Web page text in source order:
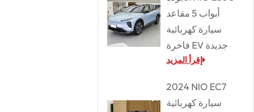
أبواب 5 مقاعد
سيارة كهربائية
فاخرة EV جديدة
إقرأ المزيد
2024 NIO EC7
سيارة كهربائية